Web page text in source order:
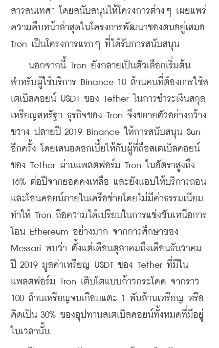
สารสนเทศ” โดยสนับสนุนให้โครงการต่างๆ เผยแพร่
ความคืบหน้าล่าสุดในโครงการพัฒนาของตนอยู่เสมอ
Tron เป็นโครงการแรกๆ ที่ได้รับการสนับสนุน
นอกจากนี้ Tron ยังกลายเป็นตัวเลือกเริ่มต้น
สำหรับผู้ใช้บริการ Binance 10 ล้านคนที่ต้องการใช้ส
เตเบิลคอยน์ USDT ของ Tether ในการชำระเงินสกุล
เหรียญสหรัฐฯ ธุรกิจของ Tron จึงขยายตัวอย่างกว้าง
ขวาง ปลายปี 2019 Binance ให้การสนับสนุน Sun
อีกครั้ง โดยเสนอดอกเบี้ยให้กับผู้ที่ถือสเตเบิลคอยน์
ของ Tether ผ่านแพลตฟอร์ม Tron ในอัตราสูงถึง
16% ต่อปีจากยอดคงเหลือ และยังแอบให้บริการถอน
และโอนคอยน์ภายในเครือข่ายโดยไม่มีค่าธรรมเนียม
ทำให้ Tron ถือความได้เปรียบในการแข่งขันเหนือการ
โอน Ethereum อย่างมาก จากการศึกษาของ
Messari พบว่า ตั้งแต่เดือนตุลาคมถึงเดือนธันวาคม
ปี 2019 มูลค่าเหรียญ USDT ของ Tether ที่มีใน
แพลตฟอร์ม Tron เติบโตแบบก้าวกระโดด จากราว
100 ล้านเหรียญจนเกือบแตะ 1 พันล้านเหรียญ หรือ
คิดเป็น 30% ของอุปทานสเตเบิลคอยน์ทั้งหมดที่มีอยู่
ในเวลานั้น